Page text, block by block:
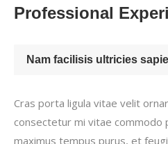
Professional
Nam facilisis ultricies
Cras porta ligula vitae velit
consectetur mi vitae commodo
maximus tempus purus, et